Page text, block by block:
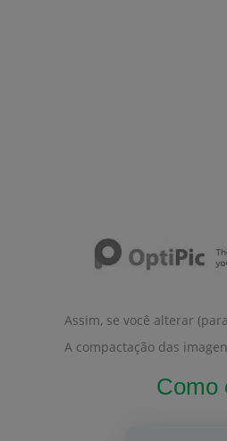
Assim, se você alterar
A compactação das
Como